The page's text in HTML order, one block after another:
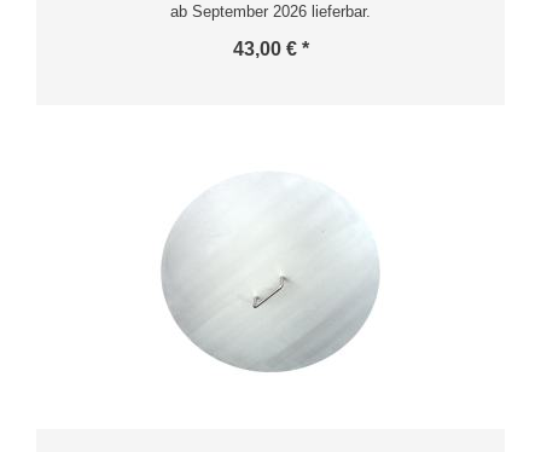
ab September 2026 lieferbar.
43,00 € *